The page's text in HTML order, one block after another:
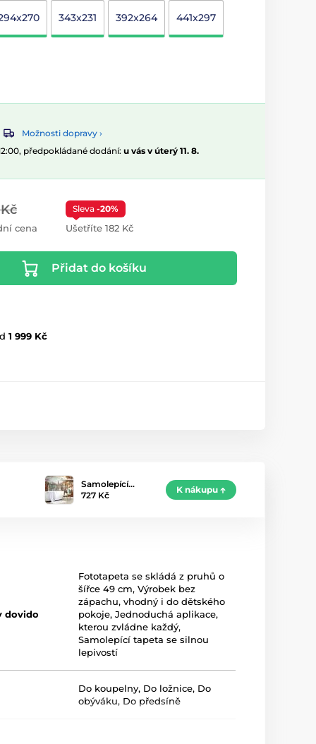
343x231 392x264 441x297
Možnosti dopravy ›
předpokládané dodání: u vás v úterý 11. 8.
cena
Sleva -20%
Ušetříte 182 Kč
Přidat do košíku
1 999 Kč
Samolepící…
727 Kč
K nákupu
dovido
Fototapeta se skládá z pruhů o
šířce 49 cm,Výrobek bez
zápachu, vhodný i do dětského
pokoje,Jednoduchá aplikace,
kterou zvládne každý,
Samolepící tapeta se silnou
lepivostí
Do koupelny, Do ložnice, Do
obýváku, Do předsíně